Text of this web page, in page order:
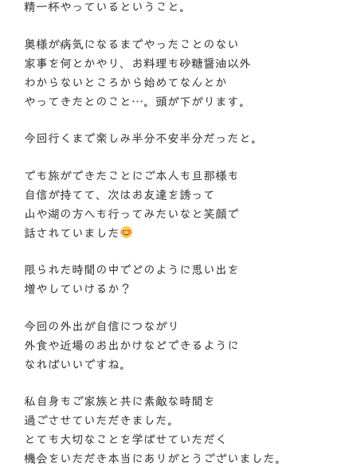
精一杯やっているということ。
奥様が病気になるまでやったことのない
家事を何とかやり、お料理も砂糖醤油以外
わからないところから始めてなんとか
やってきたとのこと…。頭が下がります。
今回行くまで楽しみ半分不安半分だったと。
でも旅ができたことにご本人も旦那様も
自信が持てて、次はお友達を誘って
山や湖の方へも行ってみたいなと笑顔で
話されていました
限られた時間の中でどのように思い出を
増やしていけるか？
今回の外出が自信につながり
外食や近場のお出かけなどできるように
なればいいですね。
私自身もご家族と共に素敵な時間を
過ごさせていただきました。
とても大切なことを学ばせていただく
機会をいただき本当にありがとうございました。